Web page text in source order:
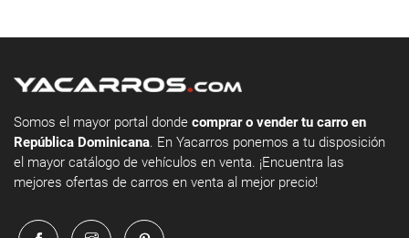
Somos el mayor portal donde comprar o vender tu carro en
República Dominicana. En Yacarros ponemos a tu disposición
el mayor catálogo de vehículos en venta. ¡Encuentra las
mejores ofertas de carros en venta al mejor precio!